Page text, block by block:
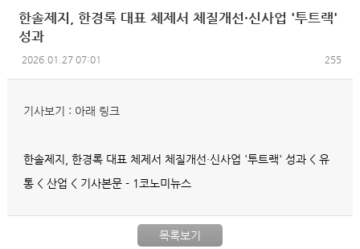
한솔제지, 한경록 대표 체제서 체질개선·신사업 '투트랙'
성과
2026.01.27 07:01 255
기사보기 : 아래 링크
한솔제지, 한경록 대표 체제서 체질개선·신사업 '투트랙' 성과 < 유
통 < 산업 < 기사본문 - 1코노미뉴스
목록보기